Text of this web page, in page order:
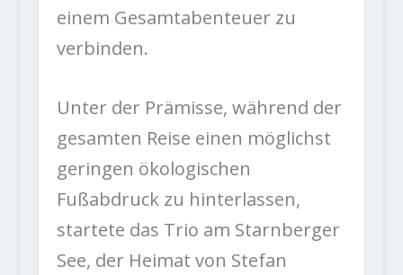
einem Gesamtabenteuer zu
verbinden.
Unter der Prämisse, während der
gesamten Reise einen möglichst
geringen ökologischen
Fußabdruck zu hinterlassen,
startete das Trio am Starnberger
See, der Heimat von Stefan